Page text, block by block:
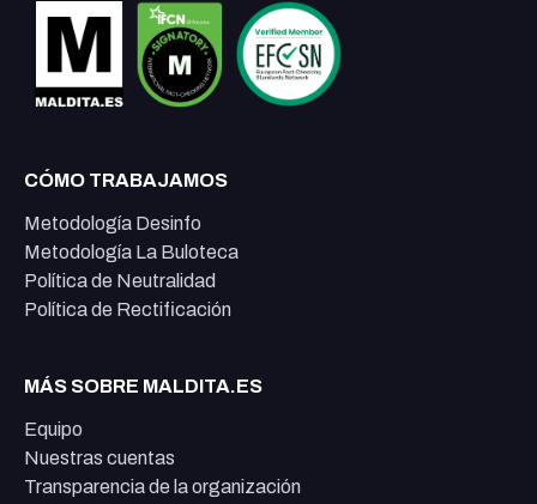
CÓMO TRABAJAMOS
Metodología Desinfo
Metodología La Buloteca
Política de Neutralidad
Política de Rectificación
MÁS SOBRE MALDITA.ES
Equipo
Nuestras cuentas
Transparencia de la organización